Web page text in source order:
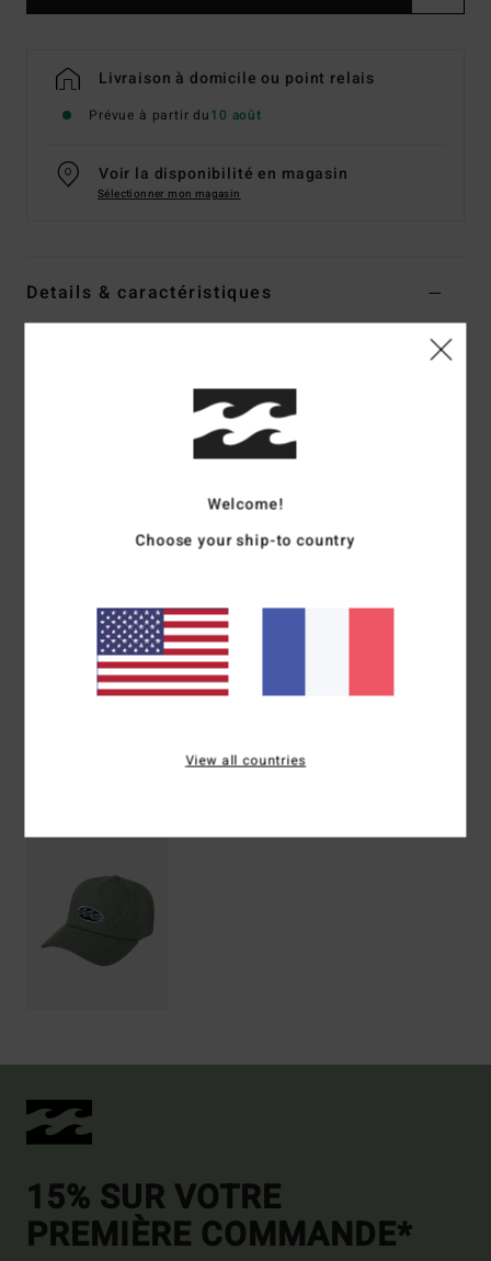
Livraison à domicile ou point relais
Prévue à partir du10 août
Voir la disponibilité en magasin
Sélectionner mon magasin
Details & caractéristiques
trucker 5 panneaux en mousse
Sommet incurvé
Traçabilité du produit (Loi Agec)
Livraison & Retours
15% SUR VOTRE
PREMIÈRE COMMANDE*
Welcome!
Choose your ship-to country
View all countries